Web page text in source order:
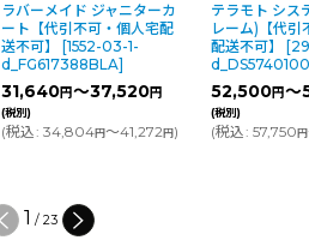
ラバーメイド ジャニターカ
ート【代引不可・個人宅配
送不可】
[1552-03-1-
d_FG617388BLA]
31,640円～37,520円
(税別)
(税込: 34,804円～41,272円)
テラモト シス
レーム)【代引
配送不可】
[
52,500円～
(税別)
(税込: 57,750円
1 / 23